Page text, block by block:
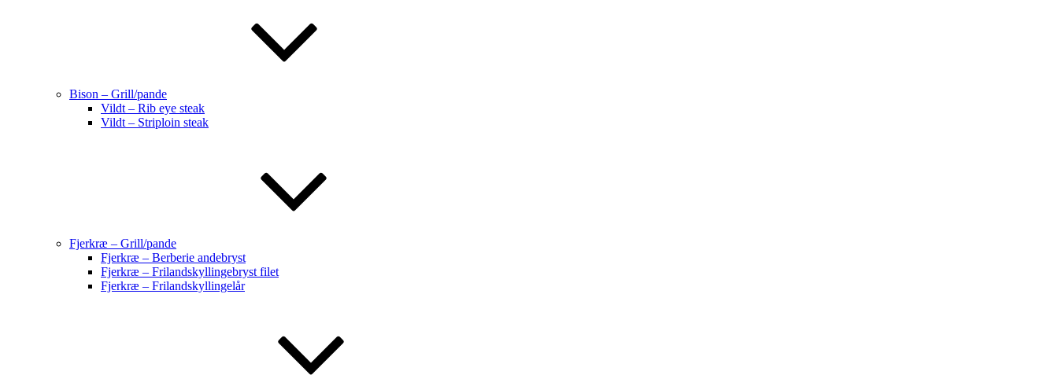
Bison – Grill/pande
Vildt – Rib eye steak
Vildt – Striploin steak
Fjerkræ – Grill/pande
Fjerkræ – Berberie andebryst
Fjerkræ – Frilandskyllingebryst filet
Fjerkræ – Frilandskyllingelår